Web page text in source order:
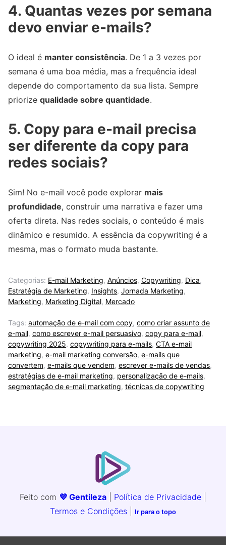
4. Quantas vezes por semana
devo enviar e-mails?
O ideal é manter consistência. De 1 a 3 vezes por
semana é uma boa média, mas a frequência ideal
depende do comportamento da sua lista. Sempre
priorize qualidade sobre quantidade.
5. Copy para e-mail precisa
ser diferente da copy para
redes sociais?
Sim! No e-mail você pode explorar mais
profundidade, construir uma narrativa e fazer uma
oferta direta. Nas redes sociais, o conteúdo é mais
dinâmico e resumido. A essência da copywriting é a
mesma, mas o formato muda bastante.
Categorias: E-mail Marketing, Anúncios, Copywriting, Dica,
Estratégia de Marketing, Insights, Jornada Marketing,
Marketing, Marketing Digital, Mercado
Tags: automação de e-mail com copy, como criar assunto de
e-mail, como escrever e-mail persuasivo, copy para e-mail,
copywriting 2025, copywriting para e-mails, CTA e-mail
marketing, e-mail marketing conversão, e-mails que
convertem, e-mails que vendem, escrever e-mails de vendas,
estratégias de e-mail marketing, personalização de e-mails,
segmentação de e-mail marketing, técnicas de copywriting
Feito com 💜 Gentileza Política de Privacidade
Termos e Condições
Ir para o topo